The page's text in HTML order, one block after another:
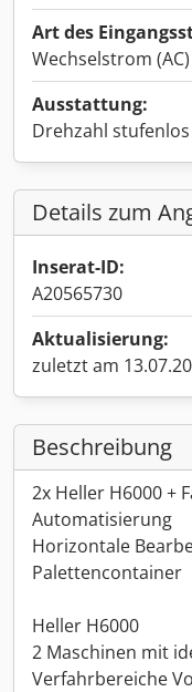
Art des
Wechselstrom (AC)
Ausstattung:
Drehzahl
Details zum
Inserat-ID:
A20565730
Aktualisierung:
zuletzt am
Beschreibung
2x Heller H6000 +
Automatisierung
Horizontale
Palettencontainer
Heller H6000
2 Maschinen mit
Verfahrbereiche